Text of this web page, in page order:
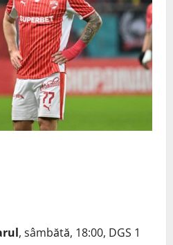
, sâmbătă, 18:00, DGS 1